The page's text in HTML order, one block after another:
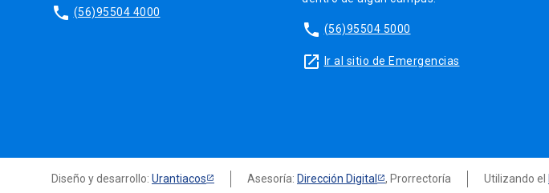
phone (56)95504 4000
phone (56)95504 5000
launch Ir al sitio de Emergencias
Diseño y desarrollo: Urantiacos Asesoría: Dirección Digital , Prorrectoría Utilizando el